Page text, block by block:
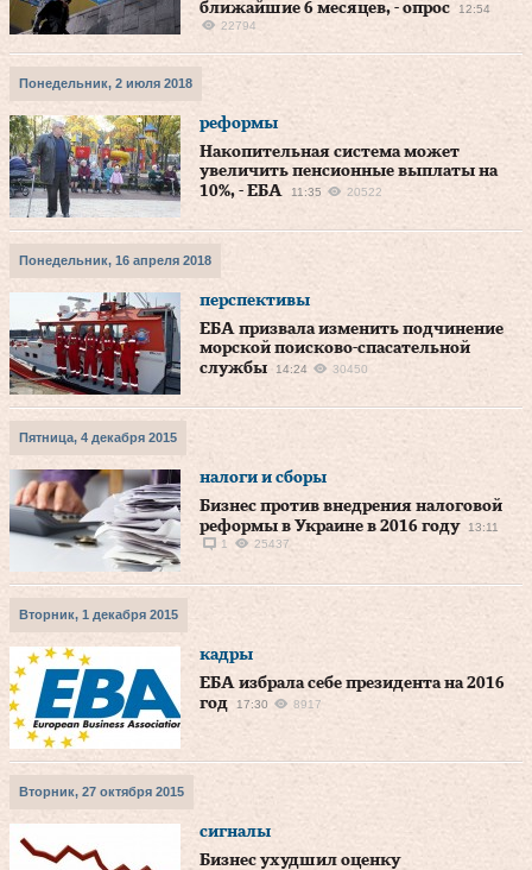
ближайшие 6 месяцев, - опрос
12:54
22794
Понедельник, 2 июля 2018
реформы
Накопительная система может
увеличить пенсионные выплаты на
10%, - ЕБА
11:35 20522
Понедельник, 16 апреля 2018
перспективы
ЕБА призвала изменить подчинение
морской поисково-спасательной
службы
14:24 30450
Пятница, 4 декабря 2015
налоги и сборы
Бизнес против внедрения налоговой
реформы в Украине в 2016 году
13:11
1
25437
Вторник, 1 декабря 2015
кадры
ЕБА избрала себе президента на 2016
год
17:30 8917
Вторник, 27 октября 2015
сигналы
Бизнес ухудшил оценку